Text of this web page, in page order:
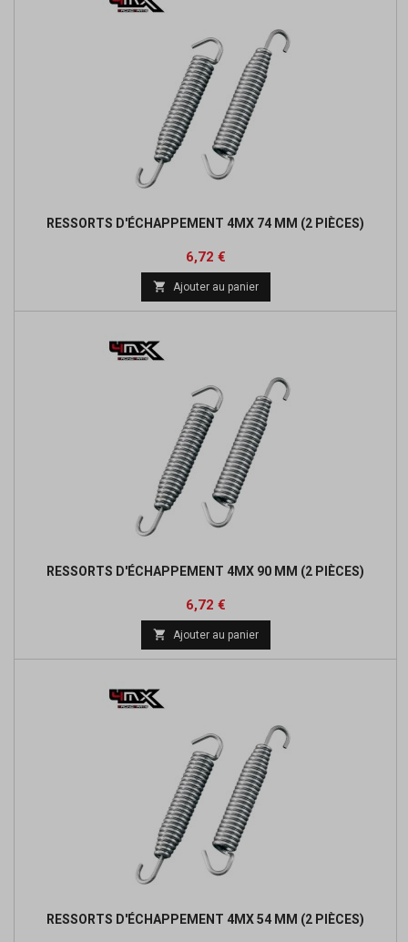
RESSORTS D'ÉCHAPPEMENT 4MX 74 MM (2 PIÈCES)
Prix
6,72 €Prix
base
 Ajouter au panier
RESSORTS D'ÉCHAPPEMENT 4MX 90 MM (2 PIÈCES)
Prix
6,72 €Prix
base
 Ajouter au panier
RESSORTS D'ÉCHAPPEMENT 4MX 54 MM (2 PIÈCES)